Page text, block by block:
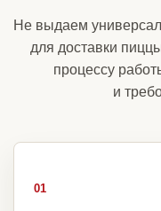
Не выдаем
для доставки
процессу
и
01